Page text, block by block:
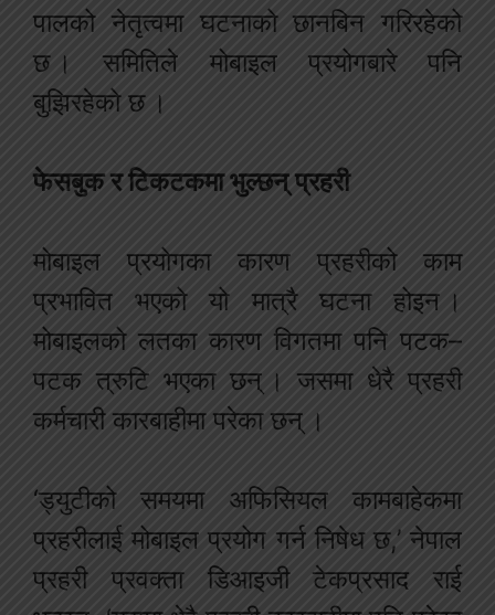
पालको नेतृत्वमा घटनाको छानबिन गरिरहेको
छ । समितिले मोबाइल प्रयोगबारे पनि
बुझिरहेको छ ।
फेसबुक र टिकटकमा भुल्छन् प्रहरी
मोबाइल प्रयोगका कारण प्रहरीको काम
प्रभावित भएको यो मात्रै घटना होइन ।
मोबाइलको लतका कारण विगतमा पनि पटक–
पटक त्रुटि भएका छन् । जसमा धेरै प्रहरी
कर्मचारी कारबाहीमा परेका छन् ।
‘ड्युटीको समयमा अफिसियल कामबाहेकमा
प्रहरीलाई मोबाइल प्रयोग गर्न निषेध छ,’ नेपाल
प्रहरी प्रवक्ता डिआइजी टेकप्रसाद राई